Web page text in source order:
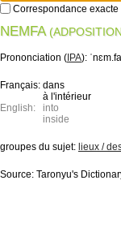
Correspondance exacte
NEMFA
Prononciation ( IPA): ˈnɛm.fa
Français: dans
à l'intérieur
English:
into
inside
groupes du sujet: lieux /
Source: Taronyu's